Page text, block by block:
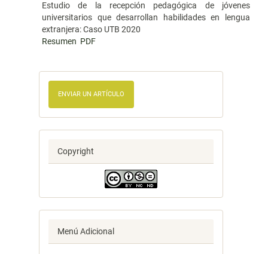
Estudio de la recepción pedagógica de jóvenes
universitarios que desarrollan habilidades en lengua
extranjera: Caso UTB 2020
Resumen PDF
ENVIAR UN ARTÍCULO
Copyright
Menú Adicional